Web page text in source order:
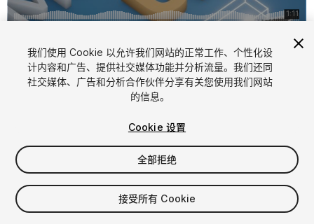
1/2
$5.99
增值税将在结算时计算
我们使用 Cookie 以允许我们网站的正常工作、个性化设
计内容和广告、提供社交媒体功能并分析流量。我们还同
社交媒体、广告和分析合作伙伴分享有关您使用我们网站
的信息。
Cookie 设置
全部拒绝
接受所有 Cookie